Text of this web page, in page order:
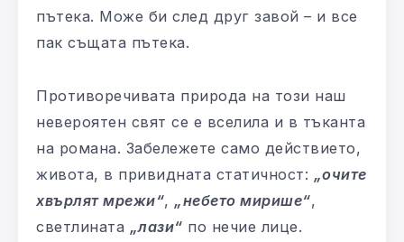
пътека. Може би след друг завой – и все
пак същата пътека.
Противоречивата природа на този наш
невероятен свят се е вселила и в тъканта
на романа. Забележете само действието,
живота, в привидната статичност: „очите
хвърлят мрежи“, „небето мирише“,
светлината „лази“ по нечие лице.